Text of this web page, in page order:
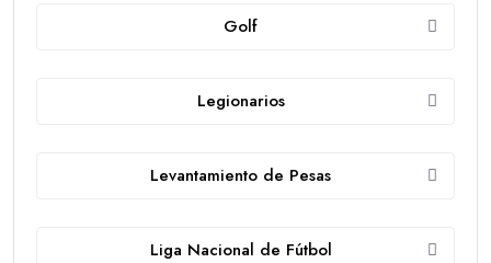
Golf
Legionarios
Levantamiento de Pesas
Liga Nacional de Fútbol